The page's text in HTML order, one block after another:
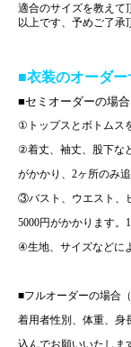
適合のサイズを教えて
以上です、予めご了承
■衣装のオーダ
■セミオーダーの場合
①トップスとボトムス
②着丈、袖丈、股下な
がかかり、2ヶ所のみ
③バスト、ウエスト、
5000円がかかります。
④生地、サイズなどに
■フルオーダーの場合
着用者性別、体重、身
込んでお願いいたしま